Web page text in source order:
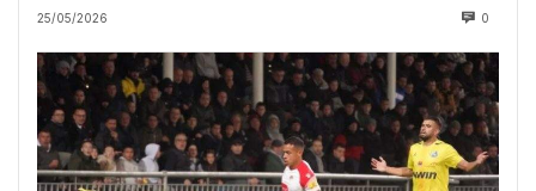
25/05/2026 0